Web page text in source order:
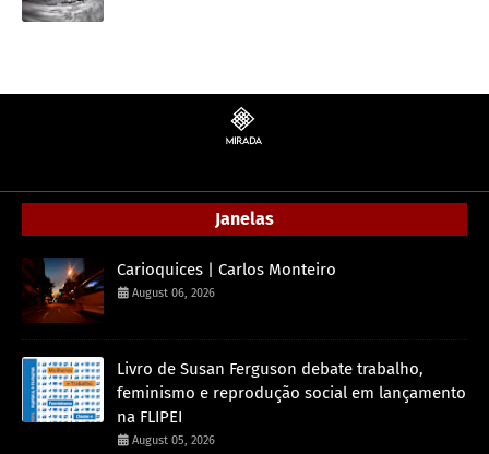
Janelas
Carioquices | Carlos Monteiro
August 06, 2026
Livro de Susan Ferguson debate trabalho,
feminismo e reprodução social em lançamento
na FLIPEI
August 05, 2026